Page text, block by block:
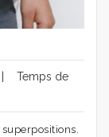
Temps de